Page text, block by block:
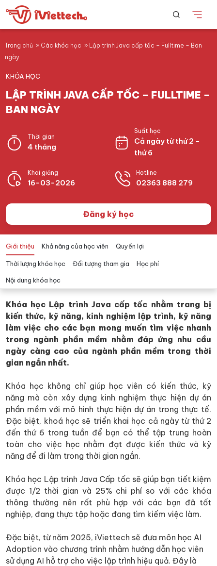
Trang chủ » Các khóa học » Lập trình Java cấp tốc – Fulltime – Ban
ngày
KHÓA HỌC
LẬP TRÌNH JAVA CẤP TỐC – FULLTIME –
BAN NGÀY
Thời gian
4 tháng
Suất học
Cả ngày từ thứ 2 -
thứ 6
Khai giảng
16-03-2026
Hotline
02363 888 279
Đăng ký học
Giới thiệu Khả năng của học viên Quyền lợi
Thời lượng khóa học Đối tượng tham gia Học phí
Nội dung khóa học
Khóa học Lập trình Java cấp tốc nhằm trang bị
kiến thức, kỹ năng, kinh nghiệm lập trình, kỹ năng
làm việc cho các bạn mong muốn tìm việc nhanh
trong ngành phần mềm nhằm đáp ứng nhu cầu
ngày càng cao của ngành phần mềm trong thời
gian ngắn nhất.
Khóa học không chỉ giúp học viên có kiến thức, kỹ
năng mà còn xây dựng kinh nghiệm thực hiện dự án
phần mềm với mô hình thực hiện dự án trong thực tế.
Đặc biệt, khoá học sẽ triển khai học cả ngày từ thứ 2
đến thứ 6 trong tuần để bạn có thể tập trung hoàn
toàn cho việc học nhằm đạt được kiến thức và kỹ
năng để đi làm trong thời gian ngắn.
Khóa học Lập trình Java Cấp tốc sẽ giúp bạn tiết kiệm
được 1/2 thời gian và 25% chi phí so với các khóa
thông thường nên rất phù hợp với các bạn đã tốt
nghiệp, đang thực tập hoặc đang tìm kiếm việc làm.
Đặc biệt, từ năm 2025, iViettech sẽ đưa môn học AI
Adoption vào chương trình nhằm hướng dẫn học viên
sử dụng AI hỗ trợ cho việc lập trình hiệu quả. Đây là